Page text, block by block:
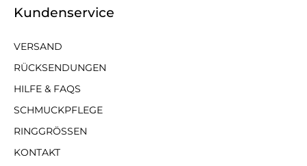
Kundenservice
VERSAND
RÜCKSENDUNGEN
HILFE & FAQS
SCHMUCKPFLEGE
RINGGRÖSSEN
KONTAKT